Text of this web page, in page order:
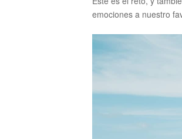
emociones a nuestro